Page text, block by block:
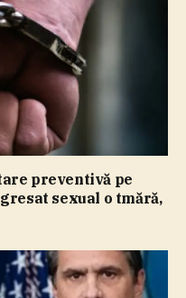
preventivă pe
sexual o tmără,